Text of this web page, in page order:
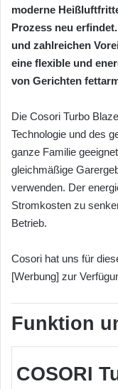
moderne
Prozess neu
und zahlreichen
eine flexible und
von Gerichten
Die Cosori Turbo
Technologie und des
ganze Familie
gleichmäßige
verwenden. Der
Stromkosten zu
Betrieb.
Cosori hat uns für
[Werbung] zur
Funktion
COSORI